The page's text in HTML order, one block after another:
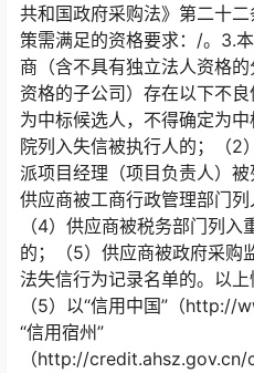
共和国政府采购法》第二十
策需满足的资格要求：/。3.
商（含不具有独立法人资格
资格的子公司）存在以下不
为中标候选人，不得确定为
院列入失信被执行人的；（2
派项目经理（项目负责人）被
供应商被工商行政管理部门列
（4）供应商被税务部门列
的；（5）供应商被政府采购
法失信行为记录名单的。以上
（5）以“信用中国”（http://
“信用宿州”
（http://